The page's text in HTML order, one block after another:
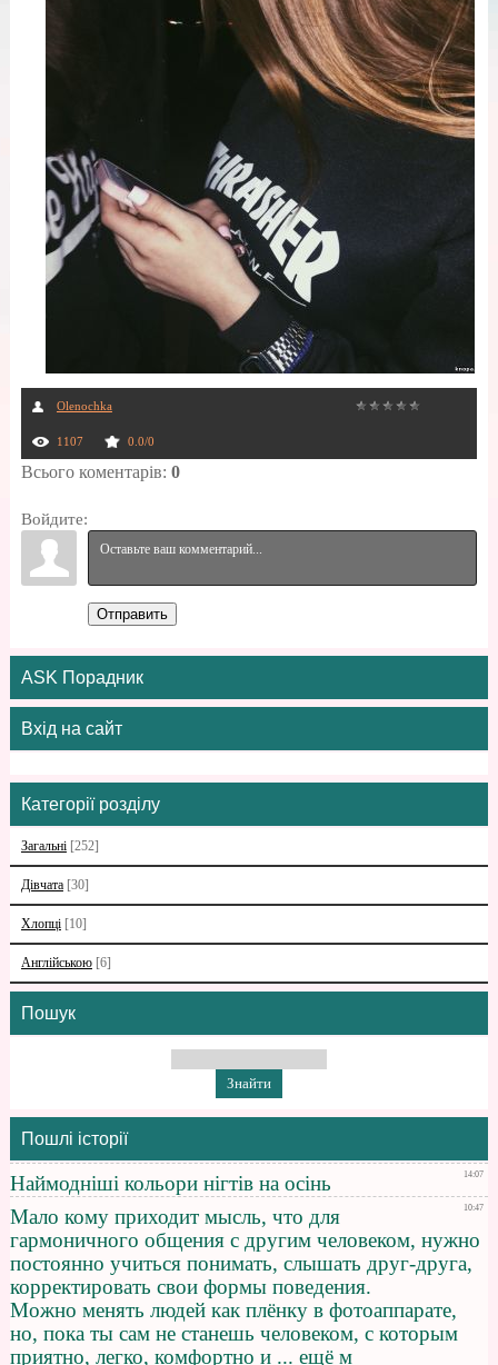
Olenochka
1107 0.0/0
Всього коментарів: 0
Войдите:
Отправить
ASK Порадник
Вхід на сайт
Категорії розділу
Загальні [252]
Дівчата [30]
Хлопці [10]
Англійською [6]
Пошук
Пошлі історії